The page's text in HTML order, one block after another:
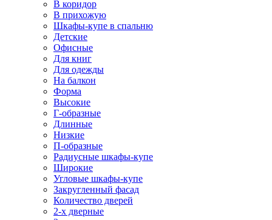
В коридор
В прихожую
Шкафы-купе в спальню
Детские
Офисные
Для книг
Для одежды
На балкон
Форма
Высокие
Г-образные
Длинные
Низкие
П-образные
Радиусные шкафы-купе
Широкие
Угловые шкафы-купе
Закругленный фасад
Количество дверей
2-х дверные